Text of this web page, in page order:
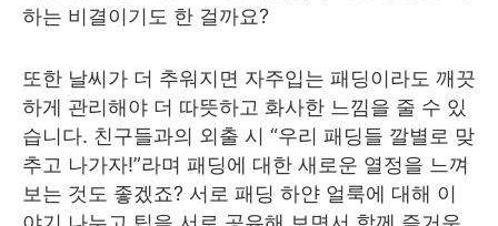
하는 비결이기도 한 걸까요?
또한 날씨가 더 추워지면 자주입는 패딩이라도 깨끗
하게 관리해야 더 따뜻하고 화사한 느낌을 줄 수 있
습니다. 친구들과의 외출 시 “우리 패딩들 깔별로 맞
추고 나가자!”라며 패딩에 대한 새로운 열정을 느껴
보는 것도 좋겠죠? 서로 패딩 하얀 얼룩에 대해 이